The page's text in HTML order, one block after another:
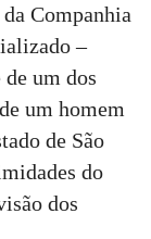
Companhia
–
um dos
um homem
de São
do
dos